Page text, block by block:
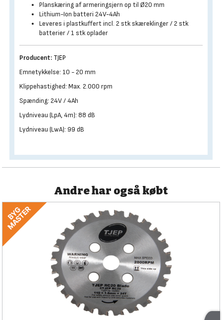
Planskæring af armeringsjern op til Ø20 mm
Lithium-Ion batteri 24V-4Ah
Leveres i plastkuffert incl. 2 stk skæreklinger / 2 stk
batterier / 1 stk oplader
Producent: TJEP
Emnetykkelse: 10 - 20 mm
Klippehastighed: Max. 2.000 rpm
Spænding: 24V / 4Ah
Lydniveau (LpA, 4m): 88 dB
Lydniveau (LwA): 99 dB
Andre har også købt